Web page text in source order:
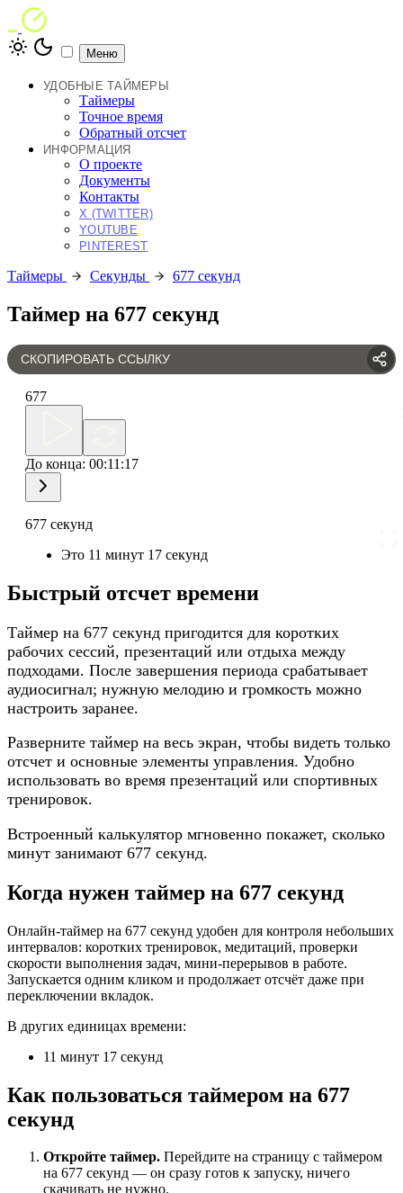
Меню
УДОБНЫЕ ТАЙМЕРЫ
Таймеры
Точное время
Обратный отсчет
ИНФОРМАЦИЯ
О проекте
Документы
Контакты
X (TWITTER)
YOUTUBE
PINTEREST
Таймеры Секунды 677 секунд
Таймер на 677 секунд
СКОПИРОВАТЬ ССЫЛКУ
677
До конца: 00:11:17
677 секунд
Это 11 минут 17 секунд
Быстрый отсчет времени
Таймер на 677 секунд пригодится для коротких
рабочих сессий, презентаций или отдыха между
подходами. После завершения периода срабатывает
аудиосигнал; нужную мелодию и громкость можно
настроить заранее.
Разверните таймер на весь экран, чтобы видеть только
отсчет и основные элементы управления. Удобно
использовать во время презентаций или спортивных
тренировок.
Встроенный калькулятор мгновенно покажет, сколько
минут занимают 677 секунд.
Когда нужен таймер на 677 секунд
Онлайн-таймер на 677 секунд удобен для контроля небольших
интервалов: коротких тренировок, медитаций, проверки
скорости выполнения задач, мини-перерывов в работе.
Запускается одним кликом и продолжает отсчёт даже при
переключении вкладок.
В других единицах времени:
11 минут 17 секунд
Как пользоваться таймером на 677
секунд
Откройте таймер. Перейдите на страницу с таймером
на 677 секунд — он сразу готов к запуску, ничего
скачивать не нужно.